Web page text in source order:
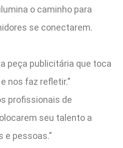
o caminho para
se conectarem.
peça publicitária que toca
nos faz refletir.”
profissionais de
seu talento a
e pessoas.”